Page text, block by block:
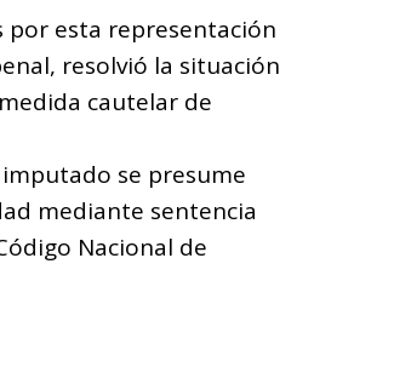
por esta representación
resolvió la situación
cautelar de
se presume
mediante sentencia
Nacional de